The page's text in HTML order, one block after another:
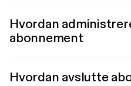
Hvordan
abonnement
Hvordan avslutte